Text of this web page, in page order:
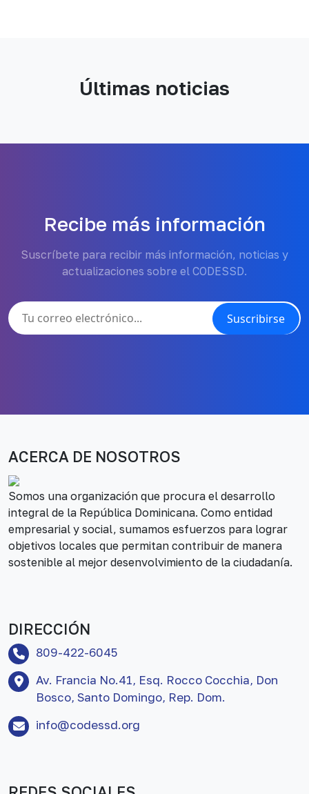
Últimas noticias
Recibe más información
Suscríbete para recibir más información, noticias y
actualizaciones sobre el CODESSD.
Suscribirse
ACERCA DE NOSOTROS
Somos una organización que procura el desarrollo
integral de la República Dominicana. Como entidad
empresarial y social, sumamos esfuerzos para lograr
objetivos locales que permitan contribuir de manera
sostenible al mejor desenvolvimiento de la ciudadanía.
DIRECCIÓN
809-422-6045
Av. Francia No.41, Esq. Rocco Cocchia, Don
Bosco, Santo Domingo, Rep. Dom.
info@codessd.org